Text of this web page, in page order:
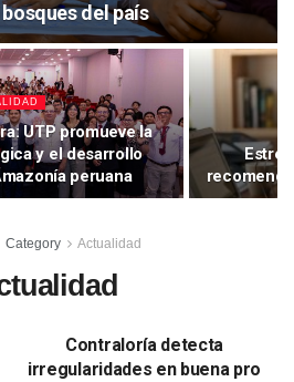
del país
UTP promueve la
y el desarrollo
peruana
Category Actualidad
Contraloría detecta
irregularidades en buena pro